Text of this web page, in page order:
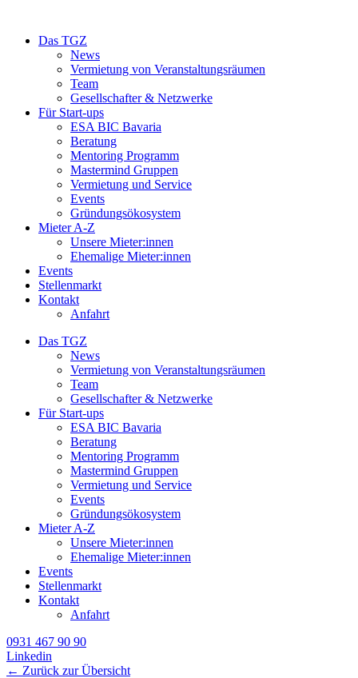
Das TGZ
News
Vermietung von Veranstaltungsräumen
Team
Gesellschafter & Netzwerke
Für Start-ups
ESA BIC Bavaria
Beratung
Mentoring Programm
Mastermind Gruppen
Vermietung und Service
Events
Gründungsökosystem
Mieter A-Z
Unsere Mieter:innen
Ehemalige Mieter:innen
Events
Stellenmarkt
Kontakt
Anfahrt
Das TGZ
News
Vermietung von Veranstaltungsräumen
Team
Gesellschafter & Netzwerke
Für Start-ups
ESA BIC Bavaria
Beratung
Mentoring Programm
Mastermind Gruppen
Vermietung und Service
Events
Gründungsökosystem
Mieter A-Z
Unsere Mieter:innen
Ehemalige Mieter:innen
Events
Stellenmarkt
Kontakt
Anfahrt
0931 467 90 90
Linkedin
← Zurück zur Übersicht